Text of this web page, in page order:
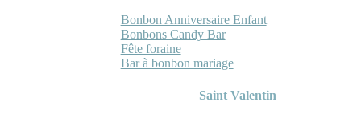
Bonbon Anniversaire Enfant
Bonbons Candy Bar
Fête foraine
Bar à bonbon mariage
Saint Valentin